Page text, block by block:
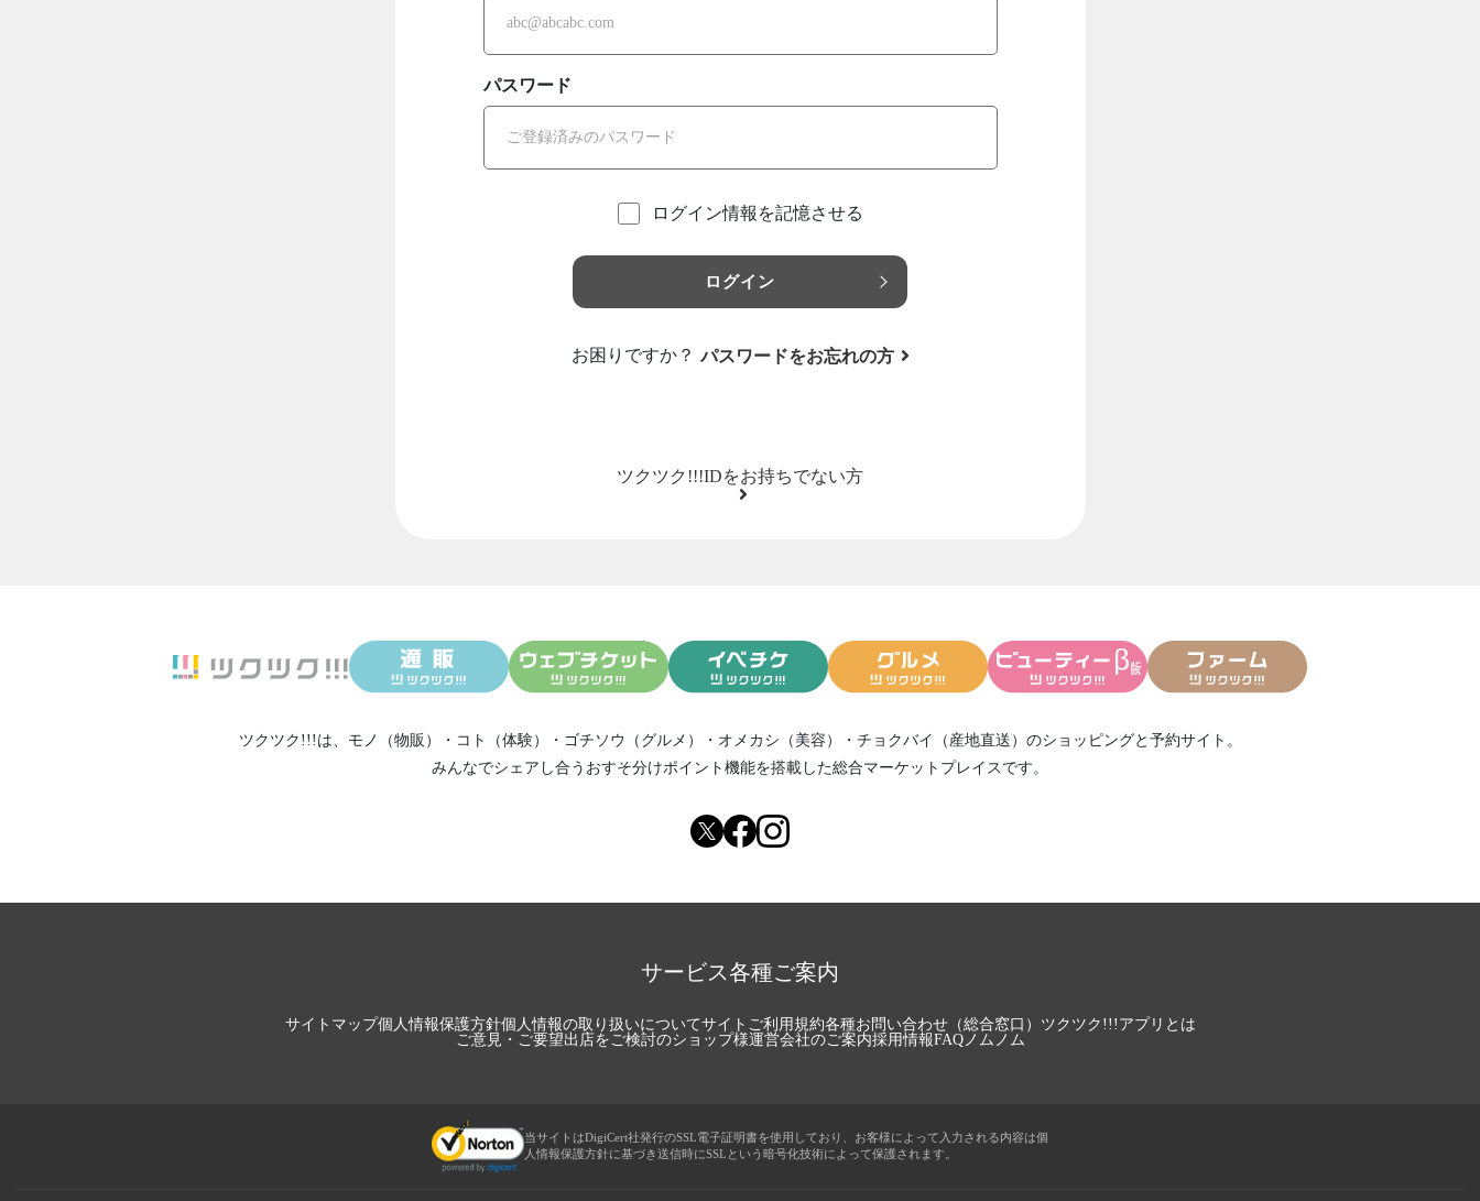
パスワード
ログイン情報を記憶させる
ログイン
お困りですか？ パスワードをお忘れの方
ツクツク!!!IDをお持ちでない方
ツクツク!!!は、 モノ（物販） ・ コト（体験） ・ ゴチソウ（グルメ） ・ オメカシ（美容） ・ チョクバイ（産地直送） のショッピングと予約サイト。
みんなでシェアし合う おすそ分けポイント機能を搭載した総合マーケットプレイスです。
サービス各種ご案内
サイトマップ個人情報保護方針個人情報の取り扱いについてサイトご利用規約各種お問い合わせ（総合窓口） ツクツク!!!アプリとは
ご意見・ご要望出店をご検討のショップ様運営会社のご案内採用情報FAQノムノム
当サイトはDigiCert社発行のSSL電子証明書を使用しており、お客様によって入力される内容は個
人情報保護方針に基づき送信時にSSLという暗号化技術によって保護されます。